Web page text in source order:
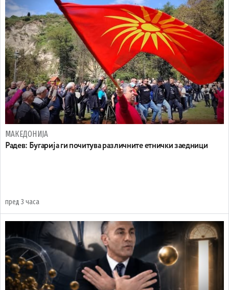
МАКЕДОНИЈА
Радев: Бугарија ги почитува различните етнички заедници
пред 3 часа